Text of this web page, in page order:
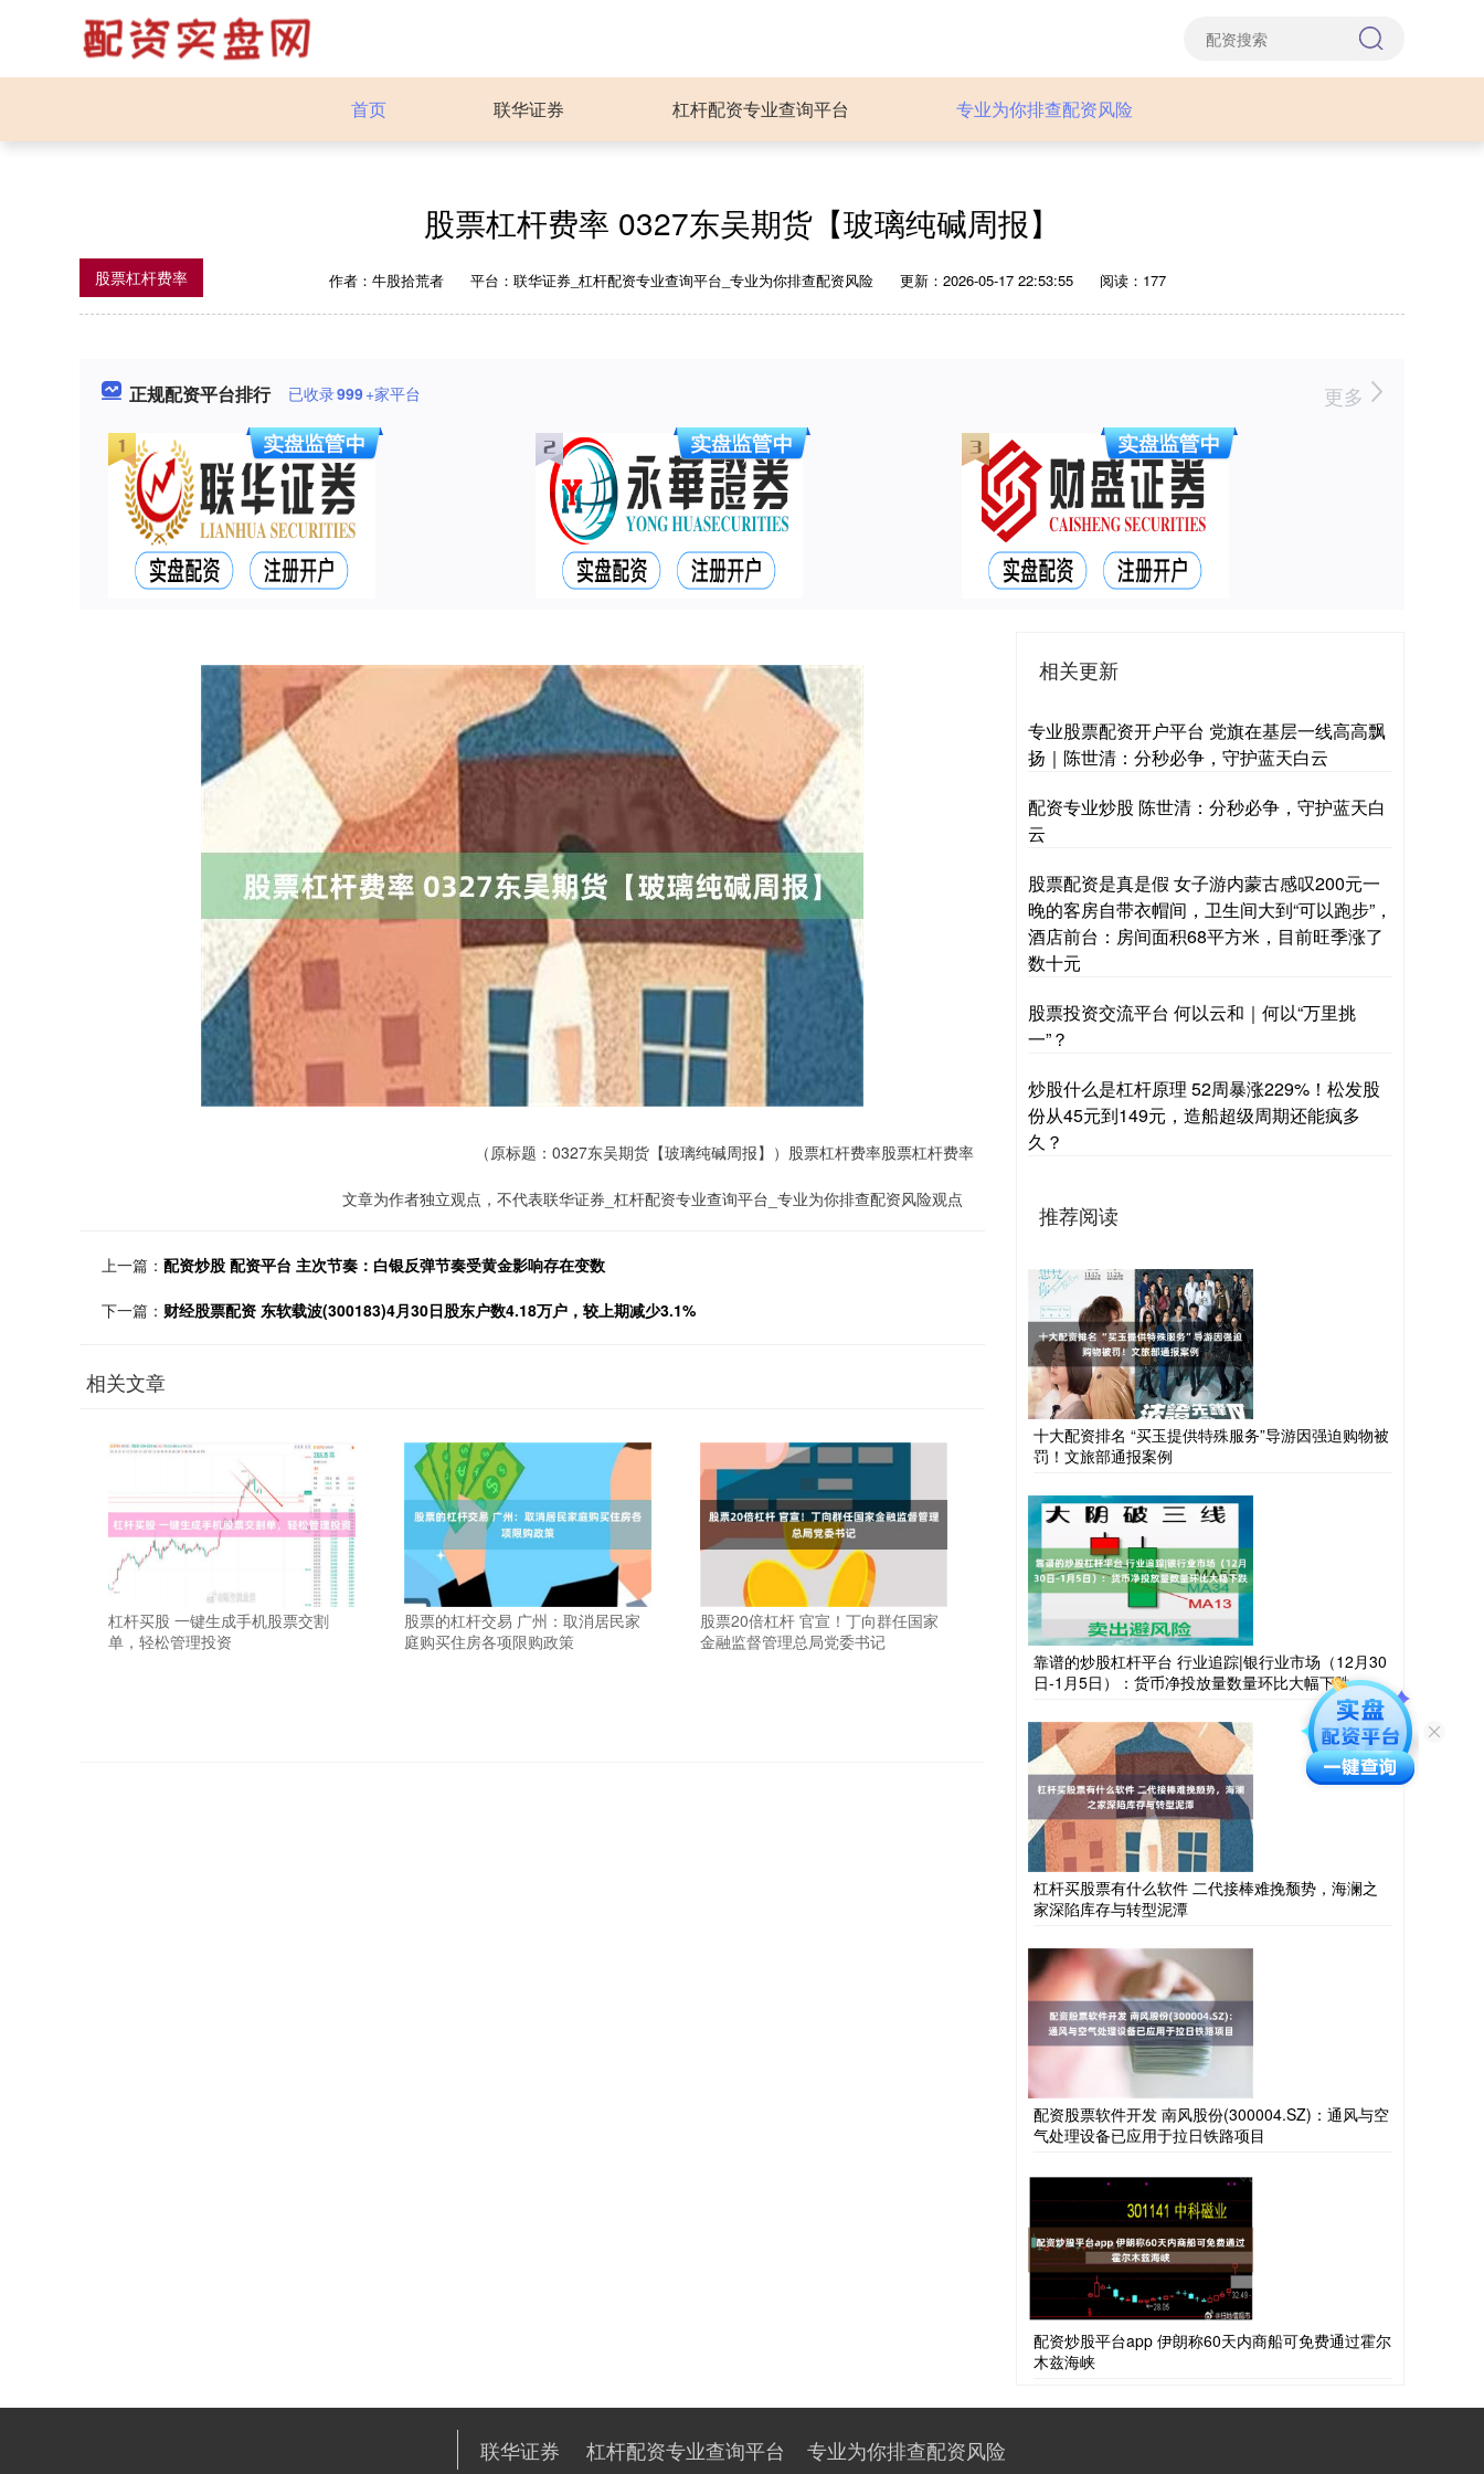
首页 联华证券 杠杆配资专业查询平台 专业为你排查配资风险
股票杠杆费率 0327东吴期货【玻璃纯碱周报】
股票杠杆费率 作者：牛股拾荒者 平台：联华证券_杠杆配资专业查询平台_专业为你排查配资风险 更新：2026-05-17 22:53:55 阅读：177
正规配资平台排行 已收录999+家平台 更多
（原标题：0327东吴期货【玻璃纯碱周报】）股票杠杆费率股票杠杆费率
文章为作者独立观点，不代表联华证券_杠杆配资专业查询平台_专业为你排查配资风险观点
上一篇： 配资炒股 配资平台 主次节奏：白银反弹节奏受黄金影响存在变数
下一篇： 财经股票配资 东软载波(300183)4月30日股东户数4.18万户，较上期减少3.1%
相关文章
杠杆买股 一键生成手机股票交割
单，轻松管理投资
股票的杠杆交易 广州：取消居民家
庭购买住房各项限购政策
股票20倍杠杆 官宣！丁向群任国家
金融监督管理总局党委书记
相关更新
专业股票配资开户平台 党旗在基层一线高高飘
扬｜陈世清：分秒必争，守护蓝天白云
配资专业炒股 陈世清：分秒必争，守护蓝天白
云
股票配资是真是假 女子游内蒙古感叹200元一
晚的客房自带衣帽间，卫生间大到“可以跑步”，
酒店前台：房间面积68平方米，目前旺季涨了
数十元
股票投资交流平台 何以云和｜何以“万里挑
一”？
炒股什么是杠杆原理 52周暴涨229%！松发股
份从45元到149元，造船超级周期还能疯多
久？
推荐阅读
十大配资排名 “买玉提供特殊服务”导游因强迫购物被
罚！文旅部通报案例
靠谱的炒股杠杆平台 行业追踪|银行业市场（12月30
日-1月5日）：货币净投放量数量环比大幅下跌
杠杆买股票有什么软件 二代接棒难挽颓势，海澜之
家深陷库存与转型泥潭
配资股票软件开发 南风股份(300004.SZ)：通风与空
气处理设备已应用于拉日铁路项目
配资炒股平台app 伊朗称60天内商船可免费通过霍尔
木兹海峡
联华证券 杠杆配资专业查询平台 专业为你排查配资风险